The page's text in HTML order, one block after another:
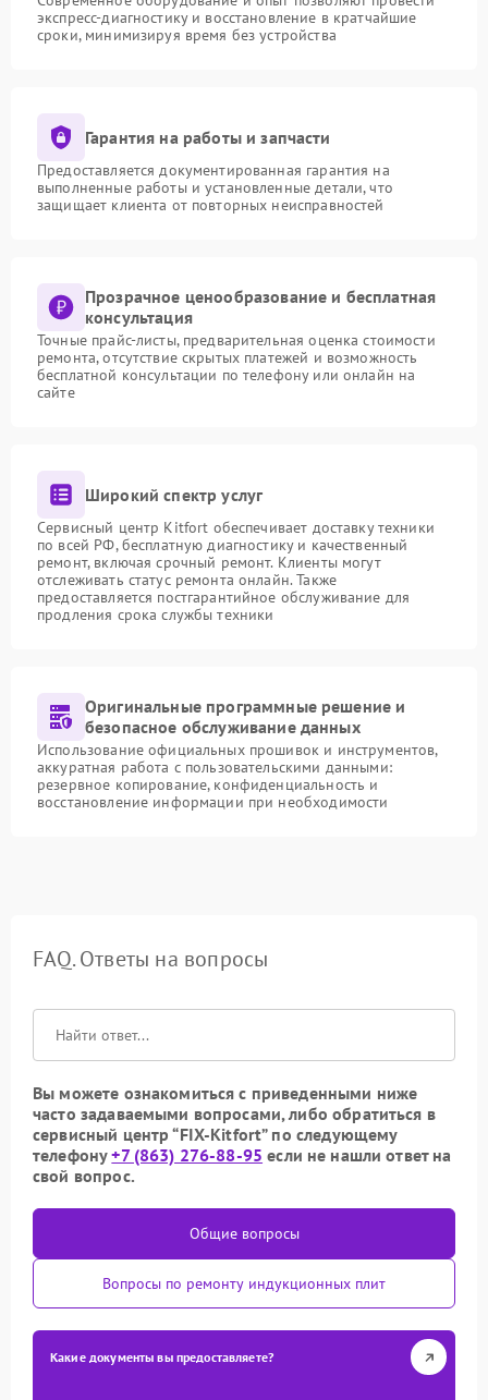
экспресс-диагностику и восстановление в кратчайшие
сроки, минимизируя время без устройства
Гарантия на работы и запчасти
Предоставляется документированная гарантия на
выполненные работы и установленные детали, что
защищает клиента от повторных неисправностей
Прозрачное ценообразование и бесплатная
консультация
Точные прайс-листы, предварительная оценка стоимости
ремонта, отсутствие скрытых платежей и возможность
бесплатной консультации по телефону или онлайн на
сайте
Широкий спектр услуг
Сервисный центр Kitfort обеспечивает доставку техники
по всей РФ, бесплатную диагностику и качественный
ремонт, включая срочный ремонт. Клиенты могут
отслеживать статус ремонта онлайн. Также
предоставляется постгарантийное обслуживание для
продления срока службы техники
Оригинальные программные решение и
безопасное обслуживание данных
Использование официальных прошивок и инструментов,
аккуратная работа с пользовательскими данными:
резервное копирование, конфиденциальность и
восстановление информации при необходимости
FAQ. Ответы на вопросы
Вы можете ознакомиться с приведенными ниже
часто задаваемыми вопросами, либо обратиться в
сервисный центр “FIX-Kitfort” по следующему
телефону+7 (863) 276-88-95 если не нашли ответ на
свой вопрос.
Общие вопросы
Вопросы по ремонту индукционных плит
Какие документы вы предоставляете?